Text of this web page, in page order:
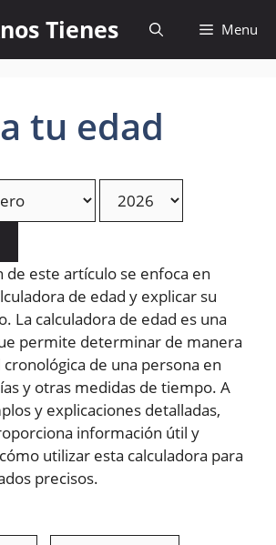
Tienes Menu
tu edad
de este artículo se enfoca en
de edad y explicar su
La calculadora de edad es una
permite determinar de manera
cronológica de una persona en
y otras medidas de tiempo. A
y explicaciones detalladas,
información útil y
utilizar esta calculadora para
precisos.